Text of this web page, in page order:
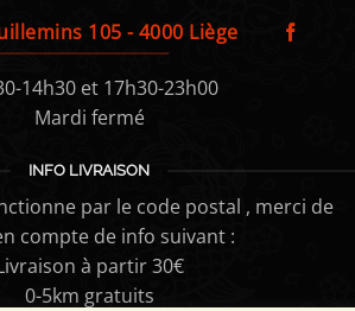
105 - 4000 Liège
14h30 et 17h30-23h00
Mardi fermé
INFO LIVRAISON
par le code postal , merci de
compte de info suivant :
à partir 30€
0-5km gratuits